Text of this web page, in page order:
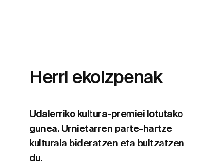
Herri ekoizpenak
Udalerriko kultura-premiei lotutako
gunea. Urnietarren parte-hartze
kulturala bideratzen eta bultzatzen
du.